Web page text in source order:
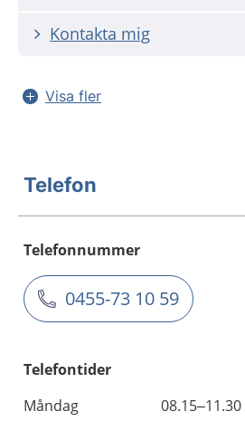
Kontakta mig
Visa fler
Telefon
Telefonnummer
0455-73 10 59
Telefontider
Måndag
08.15–11.30